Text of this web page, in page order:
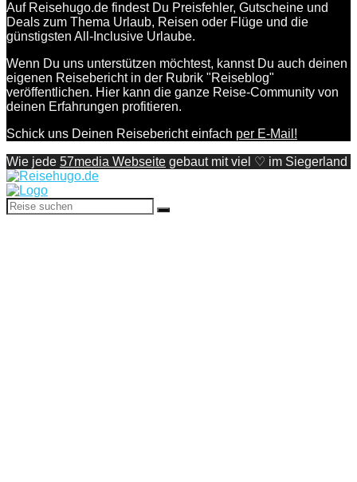
Auf Reisehugo.de findest Du Preisfehler, Gutscheine und
Deals zum Thema Urlaub, Reisen oder Flüge und die
günstigsten All-Inclusive Urlaube.
Wenn Du uns unterstützen möchtest, kannst Du auch deinen
eigenen Reisebericht in der Rubrik "Reiseblog"
veröffentlichen. Hier kann die ganze Reise-Community von
deinen Erfahrungen profitieren.
Schick uns Deinen Reisebericht einfach per E-Mail!
Wie jede 57media Webseite gebaut mit viel ♡ im Siegerland